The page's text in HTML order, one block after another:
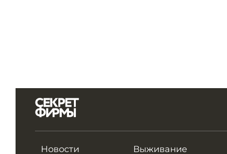
Новости Выживание